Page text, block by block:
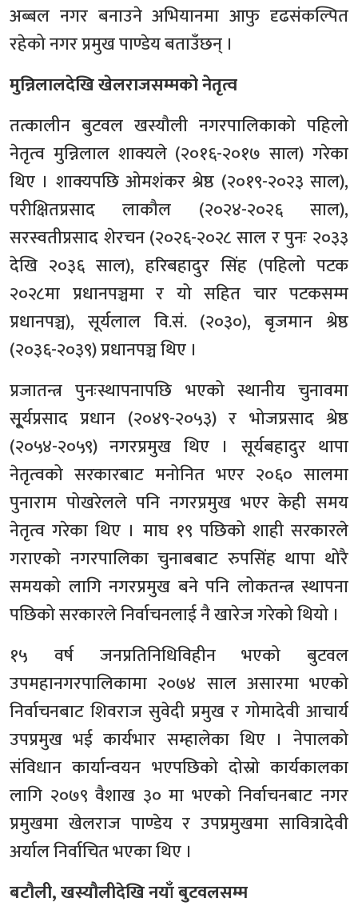
अब्बल नगर बनाउने अभियानमा आफु दृढसंकल्पित
रहेको नगर प्रमुख पाण्डेय बताउँछन् ।
मुन्निलालदेखि खेलराजसम्मको नेतृत्व
तत्कालीन बुटवल खस्यौली नगरपालिकाको पहिलो
नेतृत्व मुन्निलाल शाक्यले (२०१६-२०१७ साल) गरेका
थिए । शाक्यपछि ओमशंकर श्रेष्ठ (२०१९-२०२३ साल),
परीक्षितप्रसाद लाकौल (२०२४-२०२६ साल),
सरस्वतीप्रसाद शेरचन (२०२६-२०२८ साल र पुनः २०३३
देखि २०३६ साल), हरिबहादुर सिंह (पहिलो पटक
२०२८मा प्रधानपञ्चमा र यो सहित चार पटकसम्म
प्रधानपञ्च), सूर्यलाल वि.सं. (२०३०), बृजमान श्रेष्ठ
(२०३६-२०३९) प्रधानपञ्च थिए ।
प्रजातन्त्र पुनःस्थापनापछि भएको स्थानीय चुनावमा
सू्र्यप्रसाद प्रधान (२०४९-२०५३) र भोजप्रसाद श्रेष्ठ
(२०५४-२०५९) नगरप्रमुख थिए । सूर्यबहादुर थापा
नेतृत्वको सरकारबाट मनोनित भएर २०६० सालमा
पुनाराम पोखरेलले पनि नगरप्रमुख भएर केही समय
नेतृत्व गरेका थिए । माघ १९ पछिको शाही सरकारले
गराएको नगरपालिका चुनाबबाट रुपसिंह थापा थोरै
समयको लागि नगरप्रमुख बने पनि लोकतन्त्र स्थापना
पछिको सरकारले निर्वाचनलाई नै खारेज गरेको थियो ।
१५ वर्ष जनप्रतिनिधिविहीन भएको बुटवल
उपमहानगरपालिकामा २०७४ साल असारमा भएको
निर्वाचनबाट शिवराज सुवेदी प्रमुख र गोमादेवी आचार्य
उपप्रमुख भई कार्यभार सम्हालेका थिए । नेपालको
संविधान कार्यान्वयन भएपछिको दोस्रो कार्यकालका
लागि २०७९ वैशाख ३० मा भएको निर्वाचनबाट नगर
प्रमुखमा खेलराज पाण्डेय र उपप्रमुखमा सावित्रादेवी
अर्याल निर्वाचित भएका थिए ।
बटौली, खस्यौलीदेखि नयाँ बुटवलसम्म